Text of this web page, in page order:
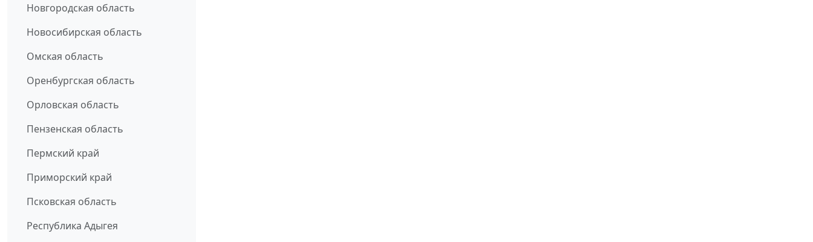
Новгородская область
Новосибирская область
Омская область
Оренбургская область
Орловская область
Пензенская область
Пермский край
Приморский край
Псковская область
Республика Адыгея